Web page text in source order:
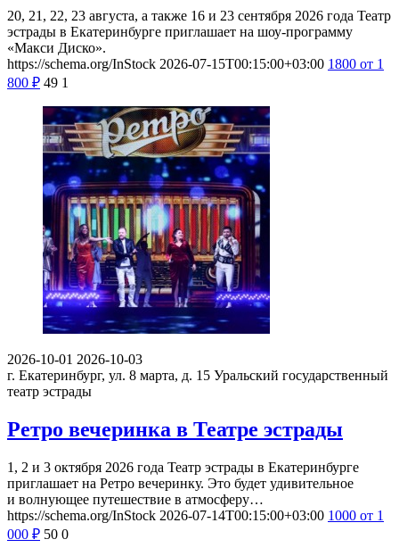
20, 21, 22, 23 августа, а также 16 и 23 сентября 2026 года Театр
эстрады в Екатеринбурге приглашает на шоу-программу
«Макси Диско».
https://schema.org/InStock 2026-07-15T00:15:00+03:00 1800 от 1
800 ₽ 49 1
2026-10-01 2026-10-03
г. Екатеринбург, ул. 8 марта, д. 15 Уральский государственный
театр эстрады
Ретро вечеринка в Театре эстрады
1, 2 и 3 октября 2026 года Театр эстрады в Екатеринбурге
приглашает на Ретро вечеринку. Это будет удивительное
и волнующее путешествие в атмосферу…
https://schema.org/InStock 2026-07-14T00:15:00+03:00 1000 от 1
000 ₽ 50 0